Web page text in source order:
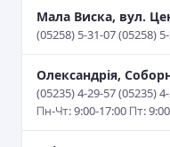
Мала Виска, вул.
(05258) 5-31-07 (05258)
Олександрія,
(05235) 4-29-57 (05235)
Пн-Чт: 9:00-17:00 Пт: